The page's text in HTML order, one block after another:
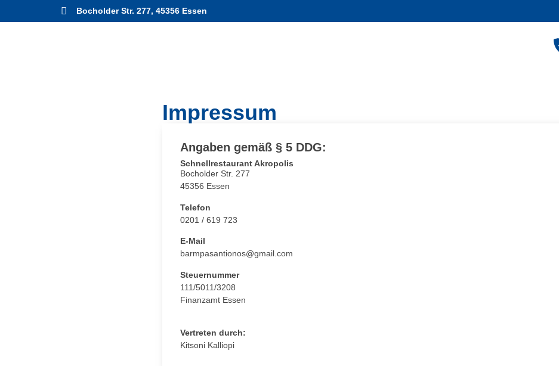
Bocholder Str. 277, 45356 Essen
Impressum
Angaben gemäß § 5 DDG:
Schnellrestaurant Akropolis
Bocholder Str. 277
45356 Essen
Telefon
0201 / 619 723
E-Mail
barmpasantionos@gmail.com
Steuernummer
111/5011/3208
Finanzamt Essen
Vertreten durch:
Kitsoni Kalliopi